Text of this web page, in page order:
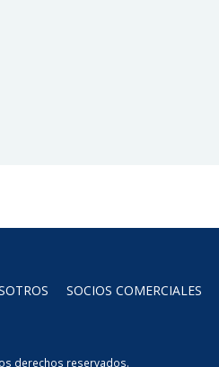
SOCIOS COMERCIALES
derechos reservados.